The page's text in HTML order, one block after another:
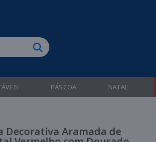
PÁSCOA NATAL
Decorativa Aramada de